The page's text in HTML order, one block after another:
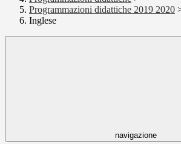
Programmazioni didattiche 2019 2020
Inglese
navigazione